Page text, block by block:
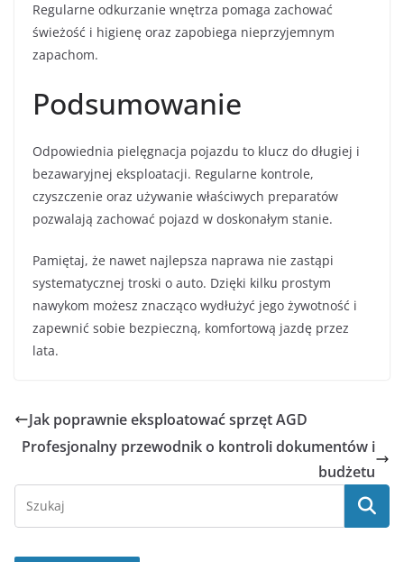
Regularne odkurzanie wnętrza pomaga zachować
świeżość i higienę oraz zapobiega nieprzyjemnym
zapachom.
Podsumowanie
Odpowiednia pielęgnacja pojazdu to klucz do długiej i
bezawaryjnej eksploatacji. Regularne kontrole,
czyszczenie oraz używanie właściwych preparatów
pozwalają zachować pojazd w doskonałym stanie.
Pamiętaj, że nawet najlepsza naprawa nie zastąpi
systematycznej troski o auto. Dzięki kilku prostym
nawykom możesz znacząco wydłużyć jego żywotność i
zapewnić sobie bezpieczną, komfortową jazdę przez
lata.
Jak poprawnie eksploatować sprzęt AGD
Profesjonalny przewodnik o kontroli dokumentów i
budżetu